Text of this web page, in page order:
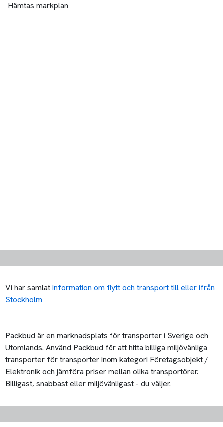
Hämtas markplan
Vi har samlatinformation om flytt och transport till eller ifrån
Stockholm
Packbud är en marknadsplats för transporter i Sverige och
Utomlands. Använd Packbud för att hitta billiga miljövänliga
transporter för transporter inom kategori Företagsobjekt /
Elektronik och jämföra priser mellan olika transportörer.
Billigast, snabbast eller miljövänligast - du väljer.